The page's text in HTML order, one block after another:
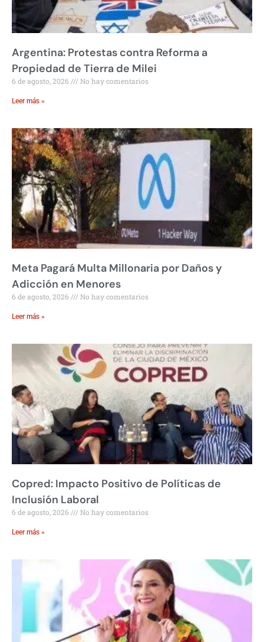
Argentina: Protestas contra Reforma a
Propiedad de Tierra de Milei
6 de agosto, 2026 No hay comentarios
Leer más »
Meta Pagará Multa Millonaria por Daños y
Adicción en Menores
6 de agosto, 2026 No hay comentarios
Leer más »
Copred: Impacto Positivo de Políticas de
Inclusión Laboral
6 de agosto, 2026 No hay comentarios
Leer más »